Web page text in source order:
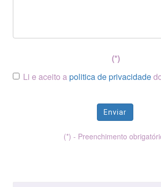
(*)
Li e aceito apolitica de privacidade
Enviar
(*) - Preenchimento